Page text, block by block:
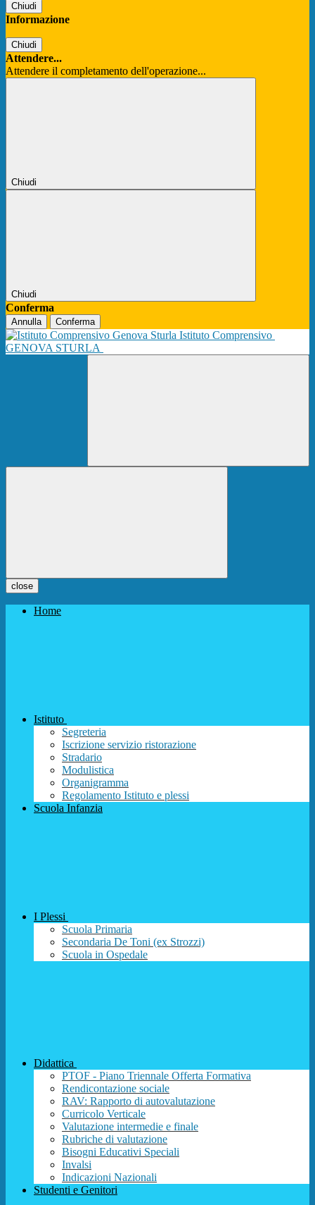
Chiudi
Informazione
Chiudi
Attendere...
Attendere il completamento dell'operazione...
Chiudi
Chiudi
Conferma
Annulla Conferma
Istituto Comprensivo
GENOVA STURLA
close
Home
Istituto
Segreteria
Iscrizione servizio ristorazione
Stradario
Modulistica
Organigramma
Regolamento Istituto e plessi
Scuola Infanzia
I Plessi
Scuola Primaria
Secondaria De Toni (ex Strozzi)
Scuola in Ospedale
Didattica
PTOF - Piano Triennale Offerta Formativa
Rendicontazione sociale
RAV: Rapporto di autovalutazione
Curricolo Verticale
Valutazione intermedie e finale
Rubriche di valutazione
Bisogni Educativi Speciali
Invalsi
Indicazioni Nazionali
Studenti e Genitori